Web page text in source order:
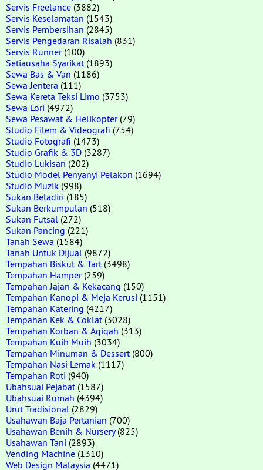
Servis Freelance (3882)
Servis Keselamatan (1543)
Servis Pembersihan (2845)
Servis Pengedaran Risalah (831)
Servis Runner(100)
Setiausaha Syarikat (1893)
Sewa Bas & Van (1186)
Sewa Jentera (111)
Sewa Kereta Teksi Limo (3753)
Sewa Lori (4972)
Sewa Pesawat & Helikopter(79)
Studio Filem & Videografi (754)
Studio Fotografi (1473)
Studio Grafik & 3D (3287)
Studio Lukisan (202)
Studio Model Penyanyi Pelakon (1694)
Studio Muzik (998)
Sukan Beladiri (185)
Sukan Berkumpulan (518)
Sukan Futsal (272)
Sukan Pancing (221)
Tanah Sewa (1584)
Tanah Untuk Dijual (9872)
Tempahan Biskut & Tart (3498)
Tempahan Hamper(259)
Tempahan Jajan & Kekacang (150)
Tempahan Kanopi & Meja Kerusi (1151)
Tempahan Katering (4217)
Tempahan Kek & Coklat (3028)
Tempahan Korban & Aqiqah (313)
Tempahan Kuih Muih (3034)
Tempahan Minuman & Dessert (800)
Tempahan Nasi Lemak (1117)
Tempahan Roti (940)
Ubahsuai Pejabat (1587)
Ubahsuai Rumah (4394)
Urut Tradisional (2829)
Usahawan Baja Pertanian (700)
Usahawan Benih & Nursery(825)
Usahawan Tani (2893)
Vending Machine (1310)
Web Design Malaysia (4471)